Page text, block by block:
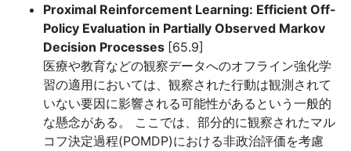
Proximal Reinforcement Learning: Efficient Off-
Policy Evaluation in Partially Observed Markov
Decision Processes [65.9]
医療や教育などの観察データへのオフライン強化学
習の適用においては、観察された行動は観測されて
いない要因に影響される可能性があるという一般的
な懸念がある。 ここでは、部分的に観察されたマル
コフ決定過程(POMDP)における非政治評価を考慮